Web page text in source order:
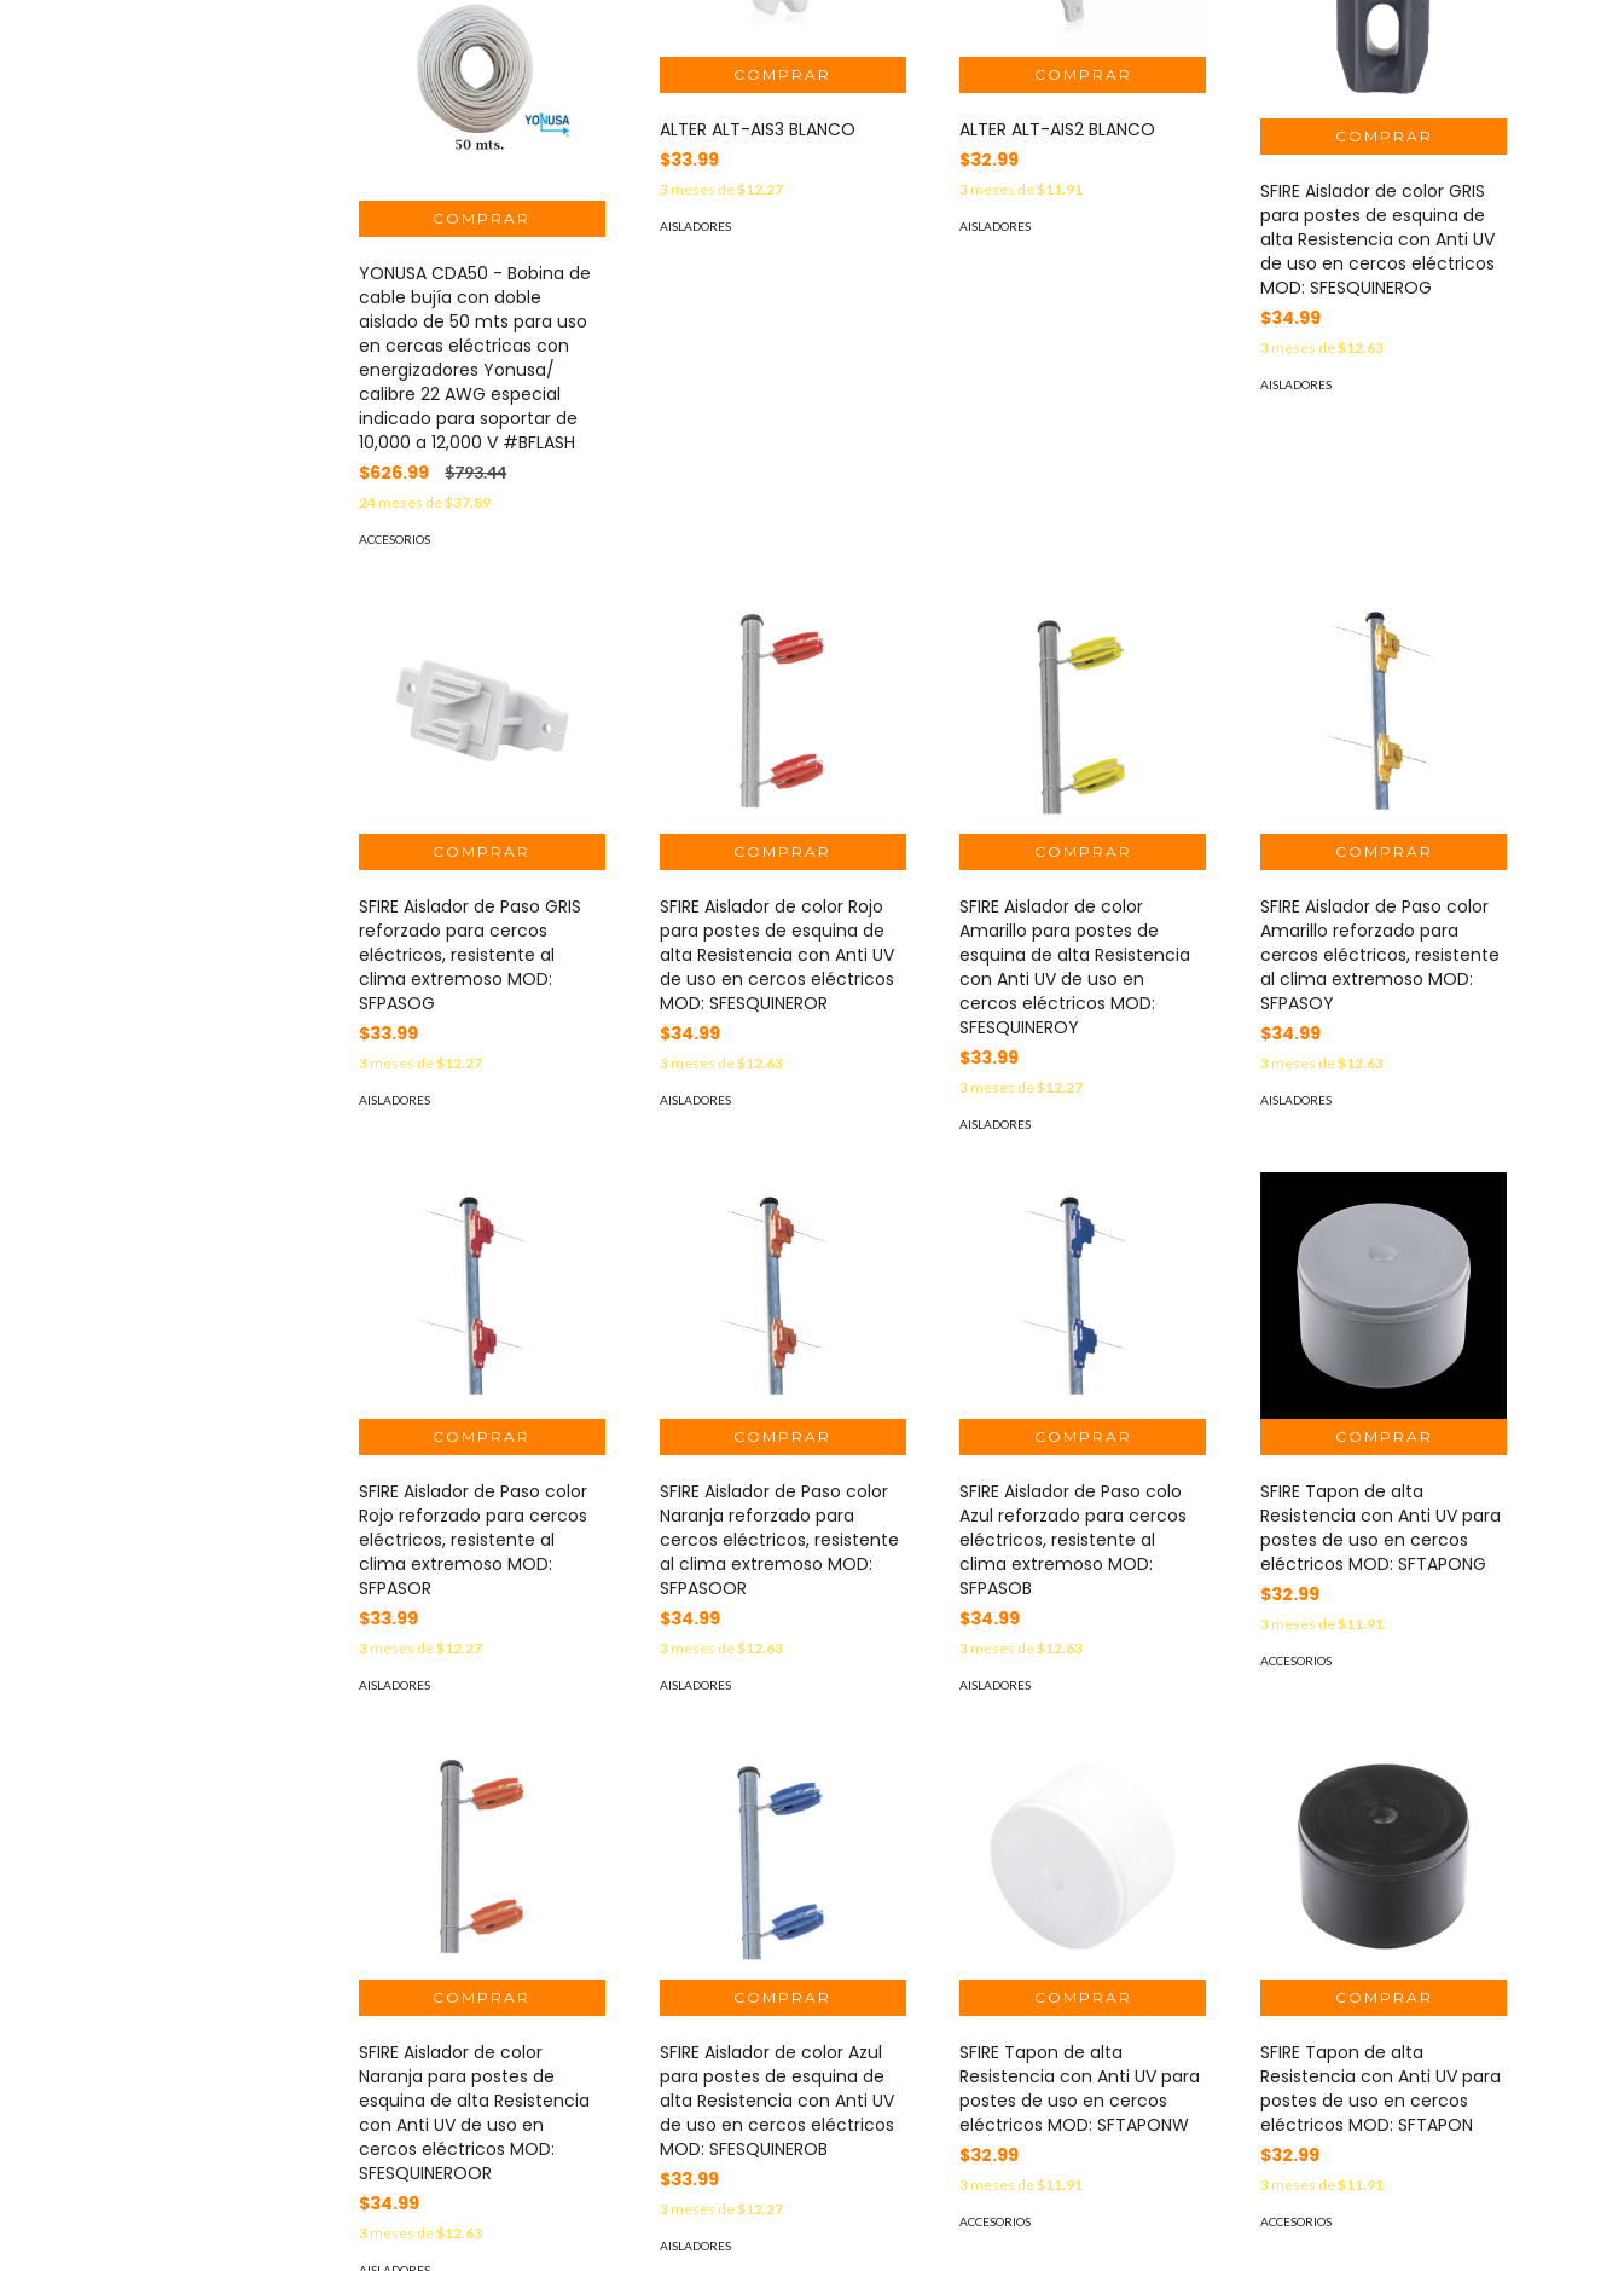
YONUSA CDA50 - Bobina de
cable bujía con doble
aislado de 50 mts para uso
en cercas eléctricas con
energizadores Yonusa/
calibre 22 AWG especial
indicado para soportar de
10,000 a 12,000 V #BFLASH
$626.99
$793.44
24meses de$37.89
ACCESORIOS
ALTER ALT-AIS3 BLANCO
$33.99
3meses de$12.27
AISLADORES
ALTER ALT-AIS2 BLANCO
$32.99
3meses de$11.91
AISLADORES
SFIRE Aislador de color GRIS
para postes de esquina de
alta Resistencia con Anti UV
de uso en cercos eléctricos
MOD: SFESQUINEROG
$34.99
3meses de$12.63
AISLADORES
SFIRE Aislador de Paso GRIS
reforzado para cercos
eléctricos, resistente al
clima extremoso MOD:
SFPASOG
$33.99
3meses de$12.27
AISLADORES
SFIRE Aislador de color Rojo
para postes de esquina de
alta Resistencia con Anti UV
de uso en cercos eléctricos
MOD: SFESQUINEROR
$34.99
3meses de$12.63
AISLADORES
SFIRE Aislador de color
Amarillo para postes de
esquina de alta Resistencia
con Anti UV de uso en
cercos eléctricos MOD:
SFESQUINEROY
$33.99
3meses de$12.27
AISLADORES
SFIRE Aislador de Paso color
Amarillo reforzado para
cercos eléctricos, resistente
al clima extremoso MOD:
SFPASOY
$34.99
3meses de$12.63
AISLADORES
SFIRE Aislador de Paso color
Rojo reforzado para cercos
eléctricos, resistente al
clima extremoso MOD:
SFPASOR
$33.99
3meses de$12.27
AISLADORES
SFIRE Aislador de Paso color
Naranja reforzado para
cercos eléctricos, resistente
al clima extremoso MOD:
SFPASOOR
$34.99
3meses de$12.63
AISLADORES
SFIRE Aislador de Paso colo
Azul reforzado para cercos
eléctricos, resistente al
clima extremoso MOD:
SFPASOB
$34.99
3meses de$12.63
AISLADORES
SFIRE Tapon de alta
Resistencia con Anti UV para
postes de uso en cercos
eléctricos MOD: SFTAPONG
$32.99
3meses de$11.91
ACCESORIOS
SFIRE Aislador de color
Naranja para postes de
esquina de alta Resistencia
con Anti UV de uso en
cercos eléctricos MOD:
SFESQUINEROOR
$34.99
3meses de$12.63
SFIRE Aislador de color Azul
para postes de esquina de
alta Resistencia con Anti UV
de uso en cercos eléctricos
MOD: SFESQUINEROB
$33.99
3meses de$12.27
AISLADORES
SFIRE Tapon de alta
Resistencia con Anti UV para
postes de uso en cercos
eléctricos MOD: SFTAPONW
$32.99
3meses de$11.91
ACCESORIOS
SFIRE Tapon de alta
Resistencia con Anti UV para
postes de uso en cercos
eléctricos MOD: SFTAPON
$32.99
3meses de$11.91
ACCESORIOS